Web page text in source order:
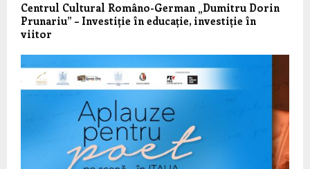
Centrul Cultural Româno-German „Dumitru Dorin
Prunariu” – Investiție în educație, investiție în
viitor